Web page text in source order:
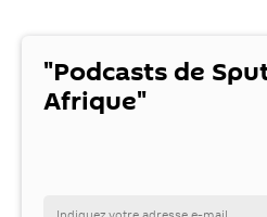
"Podcasts de
Afrique"